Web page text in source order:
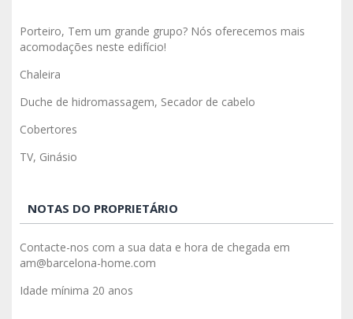
Porteiro, Tem um grande grupo? Nós oferecemos mais
acomodações neste edifício!
Chaleira
Duche de hidromassagem, Secador de cabelo
Cobertores
TV, Ginásio
NOTAS DO PROPRIETÁRIO
Contacte-nos com a sua data e hora de chegada em
am@barcelona-home.com
Idade mínima 20 anos